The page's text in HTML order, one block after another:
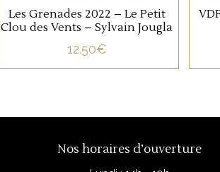
macération grappes
entières pendant environ
6 jours
avec des arômes de
en tannins, facile à boire,
Les Grenades 2022 – Le Petit
Clou des Vents – Sylvain Jougla
12.50€
Nos horaires d’ouverture